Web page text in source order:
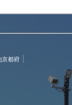
京都府